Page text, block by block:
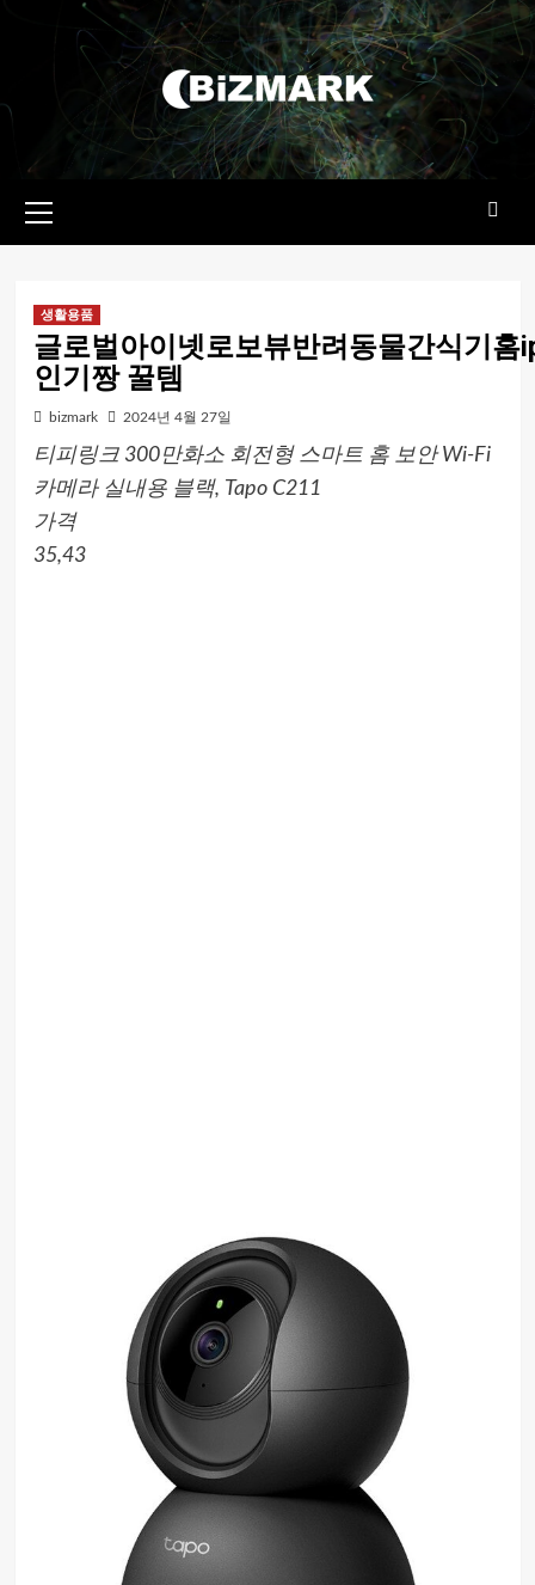
메뉴
생활용품
글로벌아이넷로보뷰반려동물간식기
인기짱 꿀템
bizmark 2024년 4월 27일
티피링크 300만화소 회전형 스마트 홈 보안 Wi-Fi
카메라 실내용 블랙, Tapo C211
가격
35,43